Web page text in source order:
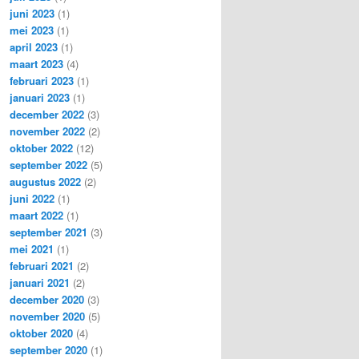
juni 2023 (1)
mei 2023 (1)
april 2023 (1)
maart 2023 (4)
februari 2023 (1)
januari 2023 (1)
december 2022 (3)
november 2022 (2)
oktober 2022 (12)
september 2022 (5)
augustus 2022 (2)
juni 2022 (1)
maart 2022 (1)
september 2021 (3)
mei 2021 (1)
februari 2021 (2)
januari 2021 (2)
december 2020 (3)
november 2020 (5)
oktober 2020 (4)
september 2020 (1)